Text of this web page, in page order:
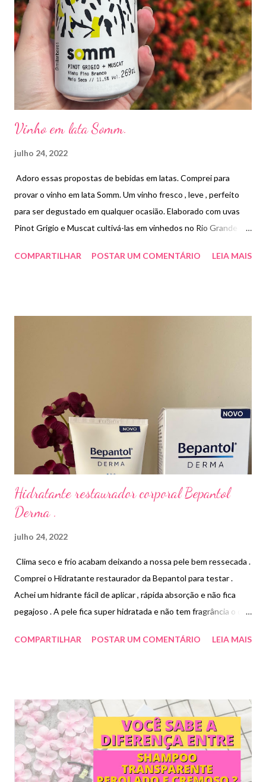
Vinho em lata Somm.
julho 24, 2022
Adoro essas propostas de bebidas em latas. Comprei para
provar o vinho em lata Somm. Um vinho fresco , leve , perfeito
para ser degustado em qualquer ocasião. Elaborado com uvas
Pinot Grigio e Muscat cultivá-las em vinhedos no Rio Grande do
apresenta coloração amarelo claro e tons esverdeados. Aroma
COMPARTILHAR POSTAR UM COMENTÁRIO LEIA MAIS
Hidratante restaurador corporal Bepantol
Derma .
julho 24, 2022
Clima seco e frio acabam deixando a nossa pele bem ressecada .
Comprei o Hidratante restaurador da Bepantol para testar .
Achei um hidrante fácil de aplicar , rápida absorção e não fica
pegajoso . A pele fica super hidratada e não tem fragrância o que
COMPARTILHAR
POSTAR UM COMENTÁRIO LEIA MAIS